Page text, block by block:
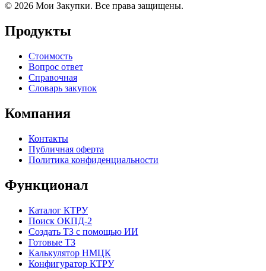
© 2026 Мои Закупки. Все права защищены.
Продукты
Стоимость
Вопрос ответ
Справочная
Словарь закупок
Компания
Контакты
Публичная оферта
Политика конфиденциальности
Функционал
Каталог КТРУ
Поиск ОКПД-2
Создать ТЗ с помощью ИИ
Готовые ТЗ
Калькулятор НМЦК
Конфигуратор КТРУ